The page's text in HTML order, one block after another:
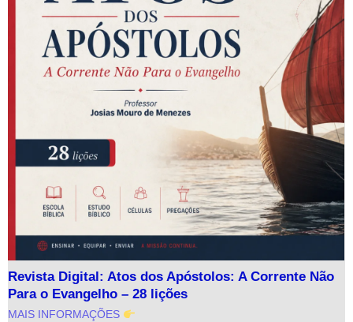
Revista Digital: Atos dos Apóstolos: A Corrente Não
Para o Evangelho – 28 lições
MAIS INFORMAÇÕES